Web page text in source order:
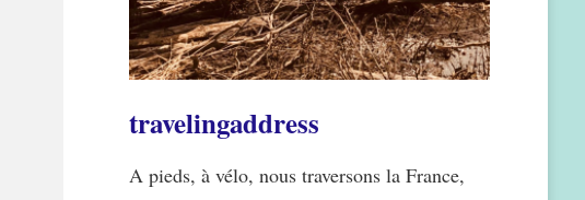
travelingaddress
A pieds, à vélo, nous traversons la France,